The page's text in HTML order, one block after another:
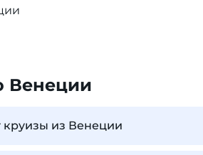
Венеции
из Венеции